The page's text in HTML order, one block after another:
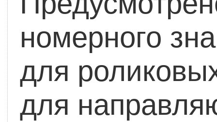
номерного
для
для